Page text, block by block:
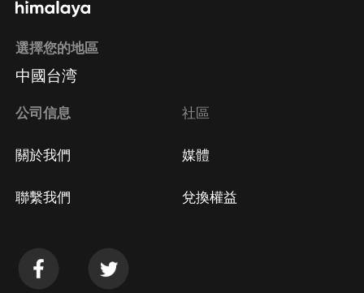
方法 Google Play取消訂閱方法
選擇您的地區
中國台湾
公司信息
關於我們
聯繫我們
社區
媒體
兌換權益